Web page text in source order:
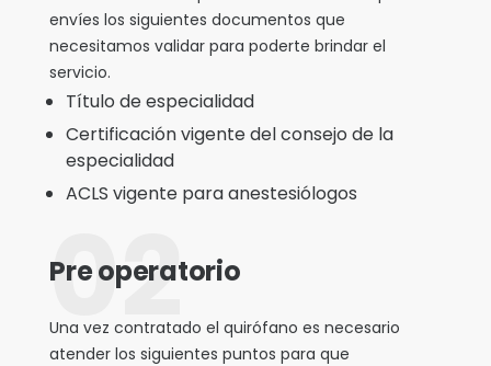
envíes los siguientes documentos que
necesitamos validar para poderte brindar el
servicio.
Título de especialidad
Certificación vigente del consejo de la
especialidad
ACLS vigente para anestesiólogos
02
Pre operatorio
Una vez contratado el quirófano es necesario
atender los siguientes puntos para que